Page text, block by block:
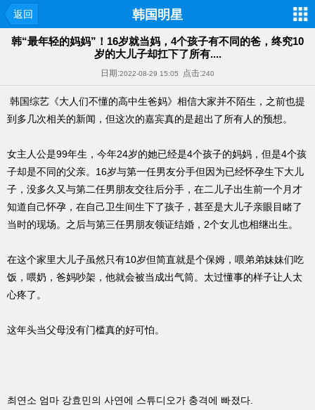
返回 韩国明星
韩“最年轻的妈妈”！16岁就当妈，4个孩子有不同的爸，终究10
岁的大儿子却扛下了所有....
日期:2022-08-29 15:05 点击:240
韩国综艺《大人们不懂的高中生爸妈》相信大家并不陌生，之前也提
到多几次相关的新闻，但这次的嘉宾真的是超出了所有人的预想。
女主人公是99年生，今年24岁的她已经是4个孩子的妈妈，但是4个孩
子却是不同的父亲。16岁与第一任男友分手但因为已经怀孕生下大儿
子，没多久又与第二任男朋友交往后分手，在二儿子出生前一个月才
知道自己怀孕，在自己卫生间生下了孩子，甚至是大儿子亲眼目睹了
当时的现场。之后与第三任男朋友领证结婚，2个女儿也相继出生。
在这个家里大儿子虽然只有10岁但简直就是个保姆，喂弟弟妹妹们吃
饭，喂奶，爸妈吵架，他就会被当成出气筒。太过懂事的样子让人太
心疼了。
这年头当父母没有门槛真的好可怕。
최연소 엄마 강효민의 사연에 스튜디오가 충격에 빠졌다.